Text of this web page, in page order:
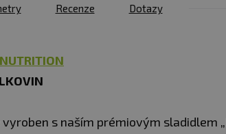
Recenze Dotazy
s naším prémiovým sladidlem